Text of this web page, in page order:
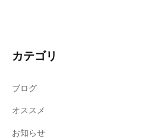
カテゴリ
ブログ
オススメ
お知らせ